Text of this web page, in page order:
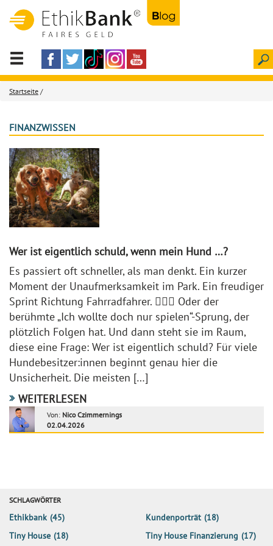
Startseite /
FINANZWISSEN
Wer ist eigentlich schuld, wenn mein Hund …?
Es passiert oft schneller, als man denkt. Ein kurzer
Moment der Unaufmerksamkeit im Park. Ein freudiger
Sprint Richtung Fahrradfahrer. 🚴🏼‍♀️ Oder der
berühmte „Ich wollte doch nur spielen“-Sprung, der
plötzlich Folgen hat. Und dann steht sie im Raum,
diese eine Frage: Wer ist eigentlich schuld? Für viele
Hundebesitzer:innen beginnt genau hier die
Unsicherheit. Die meisten […]
WEITERLESEN
Von: Nico Czimmernings
02.04.2026
SCHLAGWÖRTER
Ethikbank (45) Kundenporträt (18)
Tiny House (18) Tiny House Finanzierung (17)